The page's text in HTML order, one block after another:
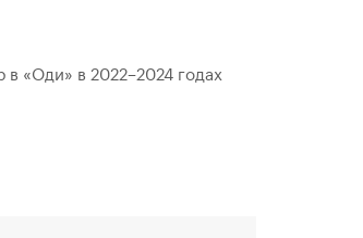
в «Оди» в 2022–2024 годах